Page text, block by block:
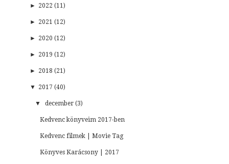
► 2022 (11)
► 2021 (12)
► 2020 (12)
► 2019 (12)
► 2018 (21)
▼ 2017 (40)
▼ december (3)
Kedvenc könyveim 2017-ben
Kedvenc filmek | Movie Tag
Könyves Karácsony | 2017